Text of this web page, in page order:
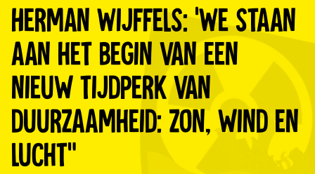
Herman Wijffels: ‘We staan
aan het begin van een
nieuw tijdperk van
duurzaamheid: zon, wind en
lucht”